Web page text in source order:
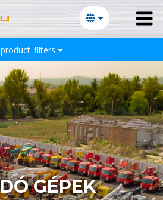
_product_filters
GÉPEK